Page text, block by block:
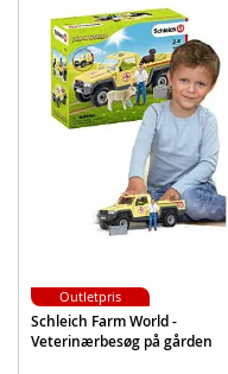
Med rutsjebane, gynge og
Kassen kan løftes op til
Med spændende
Pindsvinets hjem er den
Figurene har bevægelige
Schleich Eventyrligt Træhus
Egern
Pindsvin
Schleich Farm World -
Veterinærbesøg på gården
Outletpris